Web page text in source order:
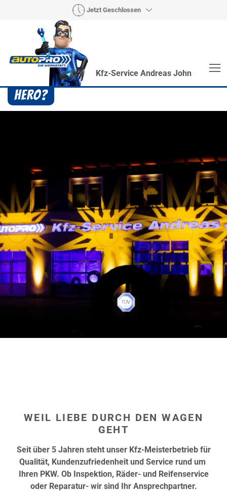
Jetzt Geschlossen
Kfz-Service Andreas John
Heroes? Findet man bei uns!
hier
WEIL LIEBE DURCH DEN WAGEN
GEHT
Seit über 5 Jahren steht unser Kfz-Meisterbetrieb für
Qualität, Kundenzufriedenheit und Service rund um
Ihren PKW. Ob Inspektion, Räder- und Reifenservice
oder Reparatur- wir sind Ihr Ansprechpartner.